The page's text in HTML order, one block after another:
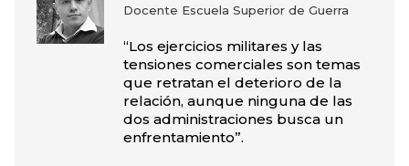
Docente Escuela Superior de Guerra
“Los ejercicios militares y las
tensiones comerciales son temas
que retratan el deterioro de la
relación, aunque ninguna de las
dos administraciones busca un
enfrentamiento”.